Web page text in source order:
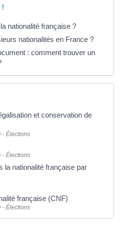
!
nationalité française ?
nationalités en France ?
: comment trouver un
et conservation de
- Élections
- Élections
la nationalité française par
française (CNF)
- Élections